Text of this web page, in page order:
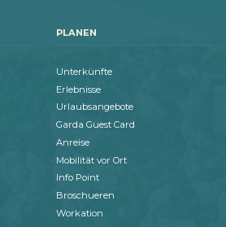
PLANEN
Unterkünfte
Erlebnisse
Urlaubsangebote
Garda Guest Card
Anreise
Mobilität vor Ort
Info Point
Broschueren
Workation